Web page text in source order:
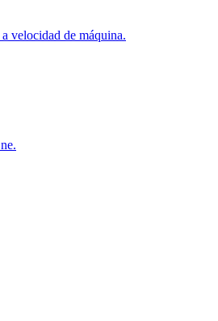
velocidad de máquina.